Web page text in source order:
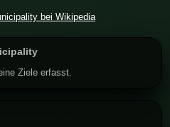
bei Wikipedia
Ziele erfasst.